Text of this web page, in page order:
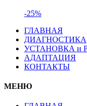
-25%
ГЛАВНАЯ
ДИАГНОСТИКА
УСТАНОВКА и
АДАПТАЦИЯ
КОНТАКТЫ
МЕНЮ